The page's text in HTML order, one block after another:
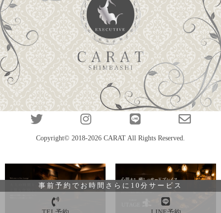
Copyright© 2018-2026 CARAT All Rights Reserved.
事前予約でお時間さらに10分サービス